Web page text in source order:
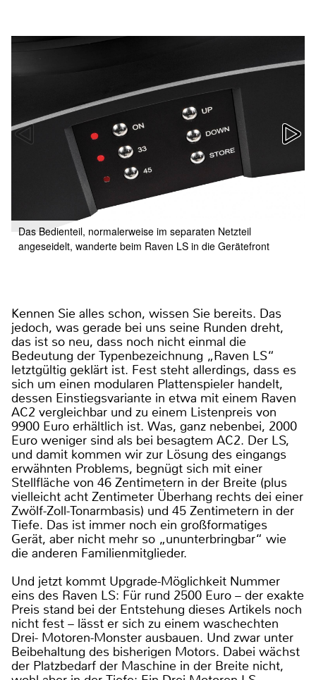
Das Bedienteil, normalerweise im separaten Netzteil
angeseidelt, wanderte beim Raven LS in die Gerätefront
Kennen Sie alles schon, wissen Sie bereits. Das
jedoch, was gerade bei uns seine Runden dreht,
das ist so neu, dass noch nicht einmal die
Bedeutung der Typenbezeichnung „Raven LS“
letztgültig geklärt ist. Fest steht allerdings, dass es
sich um einen modularen Plattenspieler handelt,
dessen Einstiegsvariante in etwa mit einem Raven
AC2 vergleichbar und zu einem Listenpreis von
9900 Euro erhältlich ist. Was, ganz nebenbei, 2000
Euro weniger sind als bei besagtem AC2. Der LS,
und damit kommen wir zur Lösung des eingangs
erwähnten Problems, begnügt sich mit einer
Stellfläche von 46 Zentimetern in der Breite (plus
vielleicht acht Zentimeter Überhang rechts dei einer
Zwölf-Zoll-Tonarmbasis) und 45 Zentimetern in der
Tiefe. Das ist immer noch ein großformatiges
Gerät, aber nicht mehr so „ununterbringbar“ wie
die anderen Familienmitglieder.
Und jetzt kommt Upgrade-Möglichkeit Nummer
eins des Raven LS: Für rund 2500 Euro – der exakte
Preis stand bei der Entstehung dieses Artikels noch
nicht fest – lässt er sich zu einem waschechten
Drei- Motoren-Monster ausbauen. Und zwar unter
Beibehaltung des bisherigen Motors. Dabei wächst
der Platzbedarf der Maschine in der Breite nicht,